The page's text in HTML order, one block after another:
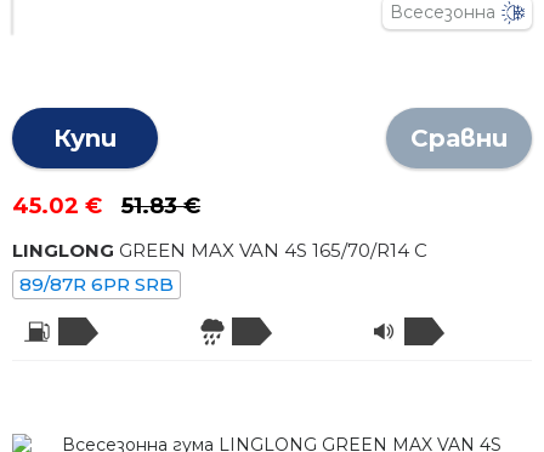
Всесезонна
Купи Сравни
45.02 € 51.83 €
LINGLONG GREEN MAX VAN 4S 165/70/R14 C
89/87R 6PR SRB